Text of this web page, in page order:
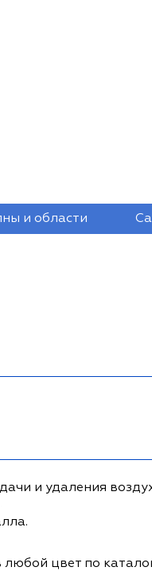
и области
и удаления
цвет по